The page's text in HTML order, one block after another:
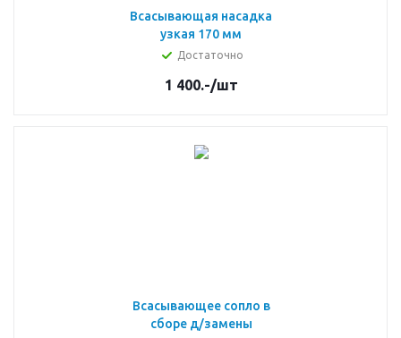
Всасывающая насадка
узкая 170 мм
Достаточно
1 400.-/шт
Всасывающее сопло в
сборе д/замены